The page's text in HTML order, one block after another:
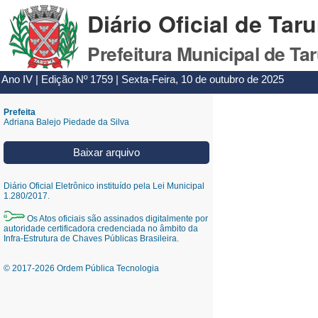
Diário Oficial de
Prefeitura Municipal de
Ano IV | Edição Nº 1759 | Sexta-Feira, 10 de outubro de 2025
Prefeita
Adriana Balejo Piedade da Silva
Baixar arquivo
Diário Oficial Eletrônico instituído pela Lei Municipal
1.280/2017.
Os Atos oficiais são assinados digitalmente por
autoridade certificadora credenciada no âmbito da
Infra-Estrutura de Chaves Públicas Brasileira.
© 2017-2026 Ordem Pública Tecnologia